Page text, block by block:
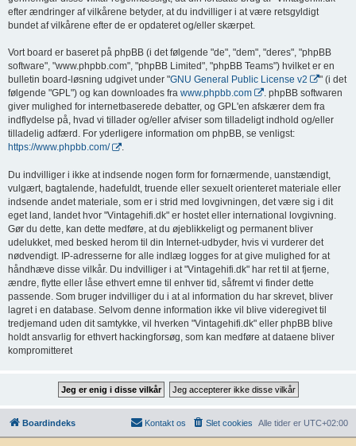
efter ændringer af vilkårene betyder, at du indvilliger i at være retsgyldigt
bundet af vilkårene efter de er opdateret og/eller skærpet.
Vort board er baseret på phpBB (i det følgende "de", "dem", "deres", "phpBB
software", "www.phpbb.com", "phpBB Limited", "phpBB Teams") hvilket er en
bulletin board-løsning udgivet under "GNU General Public License v2
" (i det
følgende "GPL") og kan downloades fra www.phpbb.com
. phpBB softwaren
giver mulighed for internetbaserede debatter, og GPL'en afskærer dem fra
indflydelse på, hvad vi tillader og/eller afviser som tilladeligt indhold og/eller
tilladelig adfærd. For yderligere information om phpBB, se venligst:
https://www.phpbb.com/
.
Du indvilliger i ikke at indsende nogen form for fornærmende, uanstændigt,
vulgært, bagtalende, hadefuldt, truende eller sexuelt orienteret materiale eller
indsende andet materiale, som er i strid med lovgivningen, det være sig i dit
eget land, landet hvor "Vintagehifi.dk" er hostet eller international lovgivning.
Gør du dette, kan dette medføre, at du øjeblikkeligt og permanent bliver
udelukket, med besked herom til din Internet-udbyder, hvis vi vurderer det
nødvendigt. IP-adresserne for alle indlæg logges for at give mulighed for at
håndhæve disse vilkår. Du indvilliger i at "Vintagehifi.dk" har ret til at fjerne,
ændre, flytte eller låse ethvert emne til enhver tid, såfremt vi finder dette
passende. Som bruger indvilliger du i at al information du har skrevet, bliver
lagret i en database. Selvom denne information ikke vil blive videregivet til
tredjemand uden dit samtykke, vil hverken "Vintagehifi.dk" eller phpBB blive
holdt ansvarlig for ethvert hackingforsøg, som kan medføre at dataene bliver
kompromitteret
Boardindeks Alle tider er UTC+02:00
Slet cookies
Kontakt os